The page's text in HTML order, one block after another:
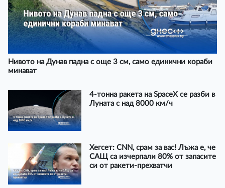
Нивото на Дунав падна с още 3 см, само единични кораби
минават
4-тонна ракета на SpaceX се разби в
Луната с над 8000 км/ч
Хегсет: CNN, срам за вас! Лъжа е, че
САЩ са изчерпали 80% от запасите
си от ракети-прехватчи